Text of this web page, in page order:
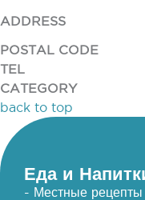
ADDRESS
POSTAL CODE
TEL
CATEGORY
back to top
Еда и
- Местные рецепты